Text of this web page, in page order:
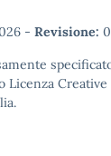
- Revisione:
Licenza Creative